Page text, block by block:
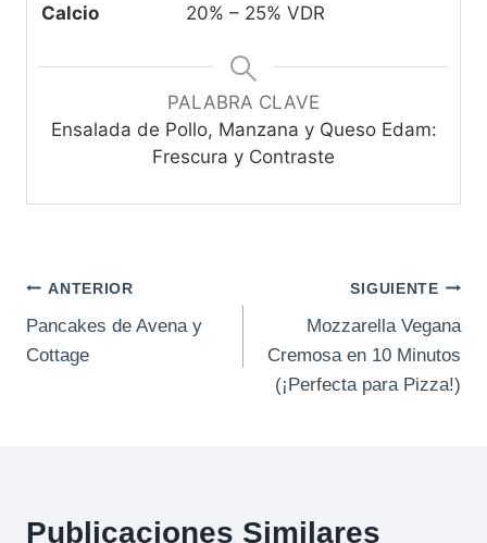
Calcio
20% – 25% VDR
PALABRA CLAVE
Ensalada de Pollo, Manzana y Queso Edam:
Frescura y Contraste
Navegación
de
ANTERIOR
Pancakes de Avena y
Cottage
SIGUIENTE
Mozzarella Vegana
Cremosa en 10 Minutos
(¡Perfecta para Pizza!)
Publicaciones Similares